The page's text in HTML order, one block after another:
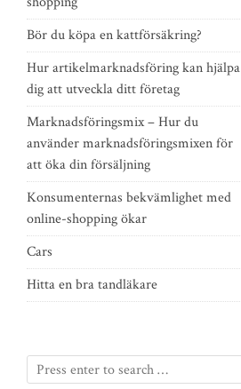
Bör du köpa en kattförsäkring?
Hur artikelmarknadsföring kan hjälpa
dig att utveckla ditt företag
Marknadsföringsmix – Hur du
använder marknadsföringsmixen för
att öka din försäljning
Konsumenternas bekvämlighet med
online-shopping ökar
Cars
Hitta en bra tandläkare